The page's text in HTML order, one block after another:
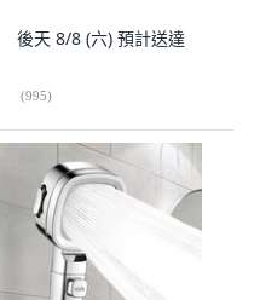
後天 8/8 (六) 預計送達
(995)